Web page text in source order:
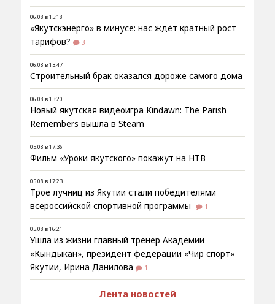
06.08 в 15:18
«Якутскэнерго» в минусе: нас ждёт кратный рост
тарифов?
3
06.08 в 13:47
Строительный брак оказался дороже самого дома
06.08 в 13:20
Новый якутская видеоигра Kindawn: The Parish
Remembers вышла в Steam
05.08 в 17:36
Фильм «Уроки якутского» покажут на НТВ
05.08 в 17:23
Трое лучниц из Якутии стали победителями
всероссийской спортивной программы
1
05.08 в 16:21
Ушла из жизни главный тренер Академии
«Кындыкан», президент федерации «Чир спорт»
Якутии, Ирина Данилова
1
Лента новостей